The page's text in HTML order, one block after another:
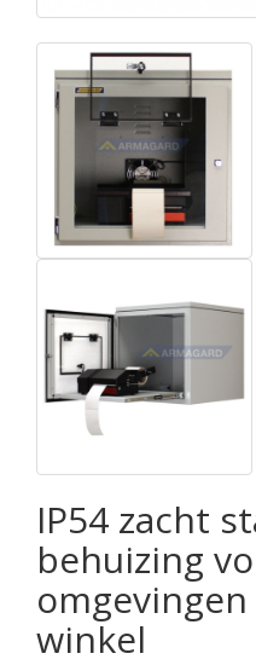
IP54 zacht
behuizing
winkel